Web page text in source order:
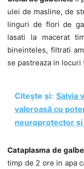
ulei de masline, de
linguri de flori de
lasati la macerat
bineinteles, filtrati
se pastreaza in
Citește și: Salvia
valoroasă cu
neuroprotector
Cataplasma de
timp de 2 ore in apa